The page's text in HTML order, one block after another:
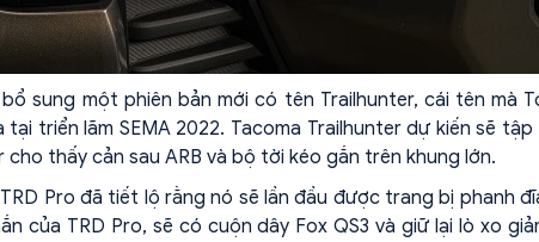
sung một phiên bản mới có tên Trailhunter, cái tên mà
triển lãm SEMA 2022. Tacoma Trailhunter dự kiến sẽ
thấy cản sau ARB và bộ tời kéo gắn trên khung lớn.
Pro đã tiết lộ rằng nó sẽ lần đầu được trang bị phanh
của TRD Pro, sẽ có cuộn dây Fox QS3 và giữ lại lò xo